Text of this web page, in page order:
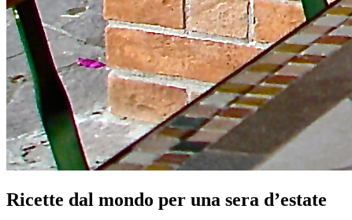
Ricette dal mondo per una sera d’estate